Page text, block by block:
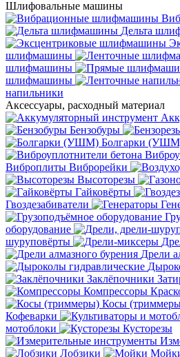
Шлифовальные машины
Дельта
шлифмашины
шлифмашины
шлифмашины
напильники
Аксессуары, расходный материал
Бензобуры
Болгарки
Виброплиты Виброрейки
Высоторезы
Гайковёрты
Гвоздезабиватели
оборудование
шуруповёрты
Дрели
Заклёпочники
Компрессоры
Косы
Кофеварки
мотоблоки
Кусторезы
Лобзики